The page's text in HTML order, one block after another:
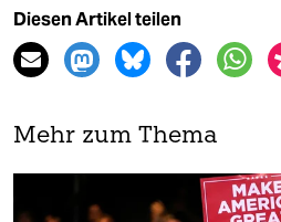
Diesen Artikel teilen
Mehr zum Thema